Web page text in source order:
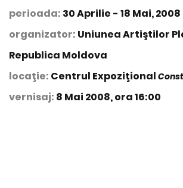
perioada: 30 Aprilie - 18 Mai, 2008
organizator: Uniunea Artiştilor
Republica Moldova
locaţie: Centrul Expoziţional
vernisaj: 8 Mai 2008, ora 16:00